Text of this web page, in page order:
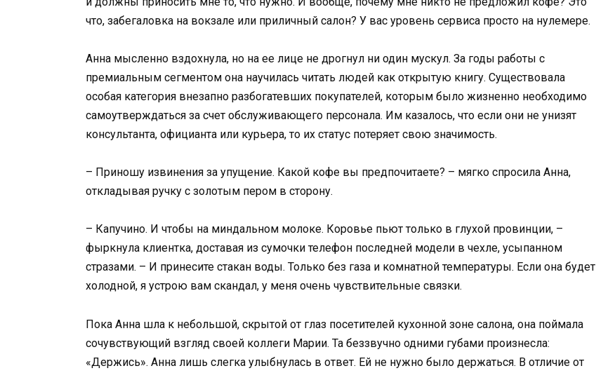
что, забегаловка на вокзале или приличный салон? У вас уровень сервиса просто на нулемере.
Анна мысленно вздохнула, но на ее лице не дрогнул ни один мускул. За годы работы с
премиальным сегментом она научилась читать людей как открытую книгу. Существовала
особая категория внезапно разбогатевших покупателей, которым было жизненно необходимо
самоутверждаться за счет обслуживающего персонала. Им казалось, что если они не унизят
консультанта, официанта или курьера, то их статус потеряет свою значимость.
– Приношу извинения за упущение. Какой кофе вы предпочитаете? – мягко спросила Анна,
откладывая ручку с золотым пером в сторону.
– Капучино. И чтобы на миндальном молоке. Коровье пьют только в глухой провинции, –
фыркнула клиентка, доставая из сумочки телефон последней модели в чехле, усыпанном
стразами. – И принесите стакан воды. Только без газа и комнатной температуры. Если она будет
холодной, я устрою вам скандал, у меня очень чувствительные связки.
Пока Анна шла к небольшой, скрытой от глаз посетителей кухонной зоне салона, она поймала
сочувствующий взгляд своей коллеги Марии. Та беззвучно одними губами произнесла:
«Держись». Анна лишь слегка улыбнулась в ответ. Ей не нужно было держаться. В отличие от